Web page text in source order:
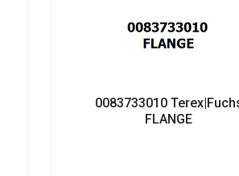
0083733010
FLANGE